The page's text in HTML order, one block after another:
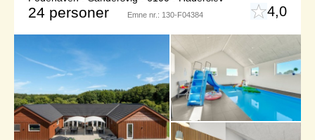
24 personer Emne nr.: 130-F04384 4,0